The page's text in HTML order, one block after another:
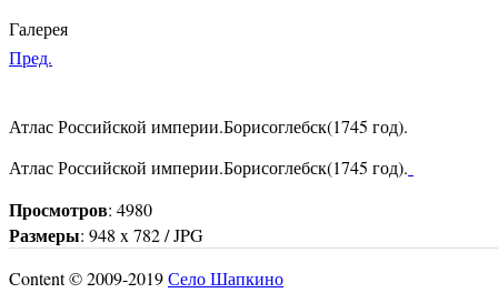
Галерея
Пред.
Атлас Российской империи.Борисоглебск(1745 год).
Атлас Российской империи.Борисоглебск(1745 год).
Просмотров: 4980
Размеры: 948 x 782 / JPG
Content © 2009-2019Село Шапкино